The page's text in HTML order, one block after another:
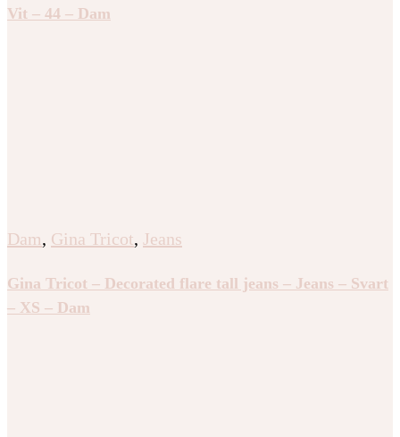
Vit – 44 – Dam
Dam, Gina Tricot, Jeans
Gina Tricot – Decorated flare tall jeans – Jeans – Svart
– XS – Dam